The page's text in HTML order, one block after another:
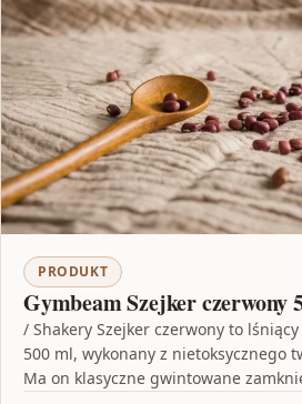
PRODUKT
Gymbeam Szejker czerwony
/ Shakery Szejker czerwony to
500 ml, wykonany z nietoksycznego
Ma on klasyczne gwintowane